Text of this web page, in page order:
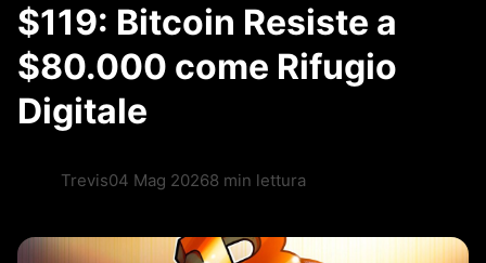
$119: Bitcoin Resiste a
$80.000 come Rifugio
Digitale
Trevis04 Mag 20268 min lettura